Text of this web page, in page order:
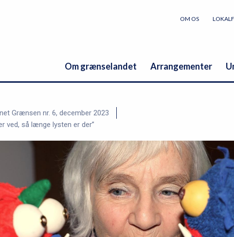
OM OS
Om grænselandet Arrangementer
Grænsen nr. 6, december 2023
ved, så længe lysten er der”